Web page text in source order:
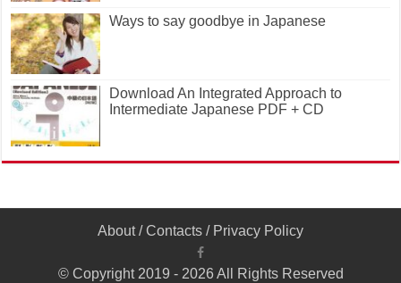
Ways to say goodbye in Japanese
Download An Integrated Approach to
Intermediate Japanese PDF + CD
About/Contacts / Privacy Policy
© Copyright 2019 - 2026 All Rights Reserved